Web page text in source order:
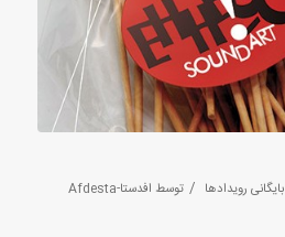
بایگانی رویدادها / توسط افدستا-Afdesta